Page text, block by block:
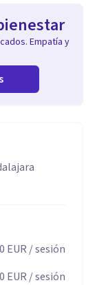
Empatía y
EUR / sesión
0 EUR / sesión